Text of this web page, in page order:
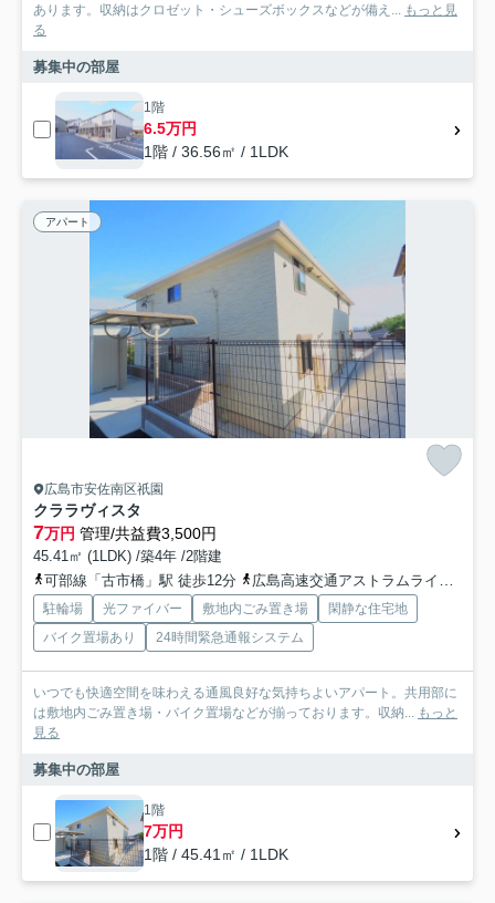
あります。収納はクロゼット・シューズボックスなどが備え...
もっと見
る
募集中の部屋
1階
6.5万円
1階 / 36.56㎡ / 1LDK
アパート
広島市安佐南区祇園
クララヴィスタ
7万円 管理/共益費3,500円
45.41㎡ (1LDK) /築4年 /2階建
可部線「古市橋」駅 徒歩12分
広島高速交通アストラムライン「西原」駅 徒歩24分
駐輪場 光ファイバー 敷地内ごみ置き場
閑静な住宅地
バイク置場あり
24時間緊急通報システム
いつでも快適空間を味わえる通風良好な気持ちよいアパート。共用部に
は敷地内ごみ置き場・バイク置場などが揃っております。収納...
もっと
見る
募集中の部屋
1階
7万円
1階 / 45.41㎡ / 1LDK